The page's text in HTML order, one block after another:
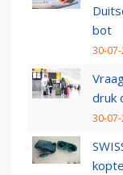
bot
30-
druk
30-